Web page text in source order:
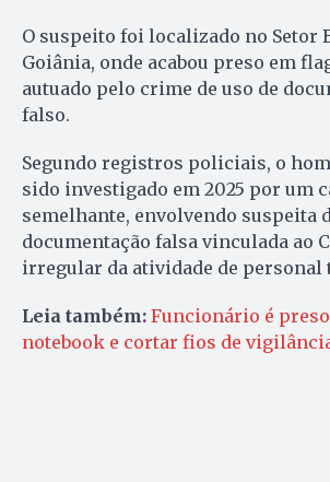
O suspeito foi localizado no Setor
Goiânia, onde acabou preso em
autuado pelo crime de uso de
falso.
Segundo registros policiais, o
sido investigado em 2025 por um
semelhante, envolvendo suspeita
documentação falsa vinculada ao
irregular da atividade de personal
Leia também: Funcionário é
notebook e cortar fios de